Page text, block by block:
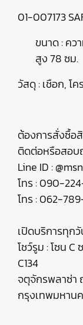
01-007173
ขนาด : คว
สูง 78 ซม.
วัสดุ : เชือก, โ
ต้องการสั่งซื้อ
ติดต่อหรือสอบ
Line ID :
โทร : 090-
โทร : 062-
เปิดบริการทุกวั
โชว์รูม : โซน C
C134
จตุจักรพลาซ่า
กรุงเทพมหาน